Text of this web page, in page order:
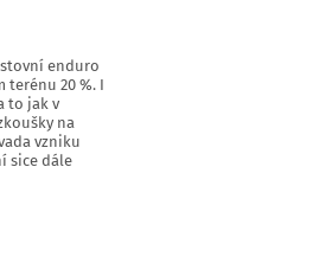
enduro
20 %. I
to jak v
na
vzniku
sice dále